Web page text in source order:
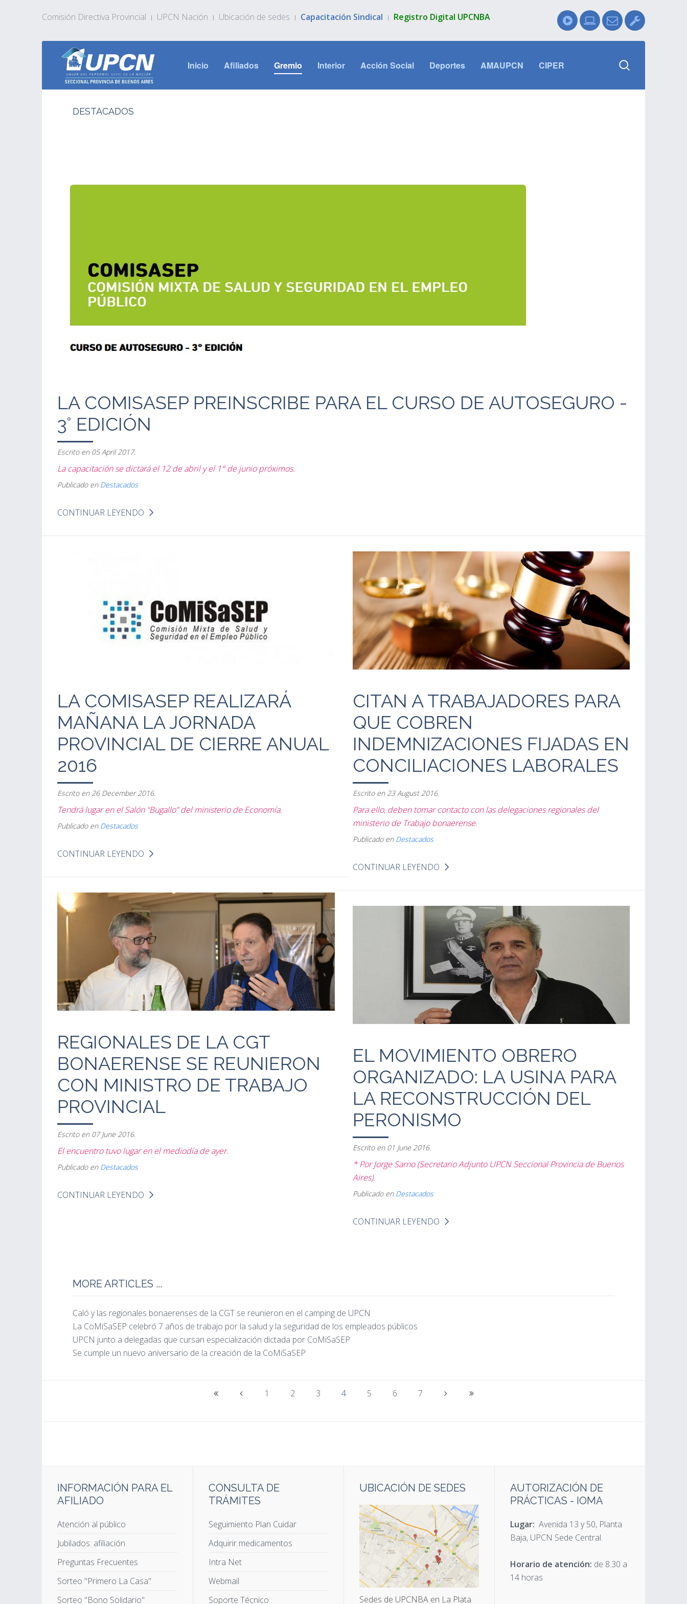
Comisión Directiva Provincial UPCN Nación Ubicación de sedes Capacitación Sindical Registro Digital UPCNBA
Inicio Afiliados Gremio Interior Acción Social Deportes AMAUPCN CIPER
DESTACADOS
LA COMISASEP PREINSCRIBE PARA EL CURSO DE AUTOSEGURO -
3° EDICIÓN
Escrito en 05 April 2017.
La capacitación se dictará el 12 de abril y el 1° de junio próximos.
Publicado en Destacados
CONTINUAR LEYENDO
LA COMISASEP REALIZARÁ
MAÑANA LA JORNADA
PROVINCIAL DE CIERRE ANUAL
2016
Escrito en 26 December 2016.
Tendrá lugar en el Salón “Bugallo” del ministerio de Economía.
Publicado en Destacados
CONTINUAR LEYENDO
REGIONALES DE LA CGT
BONAERENSE SE REUNIERON
CON MINISTRO DE TRABAJO
PROVINCIAL
Escrito en 07 June 2016.
El encuentro tuvo lugar en el mediodía de ayer.
Publicado en Destacados
CONTINUAR LEYENDO
CITAN A TRABAJADORES PARA
QUE COBREN
INDEMNIZACIONES FIJADAS EN
CONCILIACIONES LABORALES
Escrito en 23 August 2016.
Para ello, deben tomar contacto con las delegaciones regionales del
ministerio de Trabajo bonaerense.
Publicado en Destacados
CONTINUAR LEYENDO
EL MOVIMIENTO OBRERO
ORGANIZADO: LA USINA PARA
LA RECONSTRUCCIÓN DEL
PERONISMO
Escrito en 01 June 2016.
* Por Jorge Sarno (Secretario Adjunto UPCN Seccional Provincia de Buenos
Aires).
Publicado en Destacados
CONTINUAR LEYENDO
MORE ARTICLES ...
Caló y las regionales bonaerenses de la CGT se reunieron en el camping de UPCN
La CoMiSaSEP celebró 7 años de trabajo por la salud y la seguridad de los empleados públicos
UPCN junto a delegadas que cursan especialización dictada por CoMiSaSEP
Se cumple un nuevo aniversario de la creación de la CoMiSaSEP
1 2 3 4 5 6 7
INFORMACIÓN PARA EL
AFILIADO
Atención al público
Jubilados: afiliación
Preguntas Frecuentes
Sorteo "Primero La Casa"
Sorteo "Bono Solidario"
CONSULTA DE
TRÁMITES
Seguimiento Plan Cuidar
Adquirir medicamentos
Intra Net
Webmail
Soporte Técnico
UBICACIÓN DE SEDES
Sedes de UPCNBA en La Plata
AUTORIZACIÓN DE
PRÁCTICAS - IOMA
Lugar: Avenida 13 y 50, Planta
Baja, UPCN Sede Central.
Horario de atención: de 8.30 a
14 horas